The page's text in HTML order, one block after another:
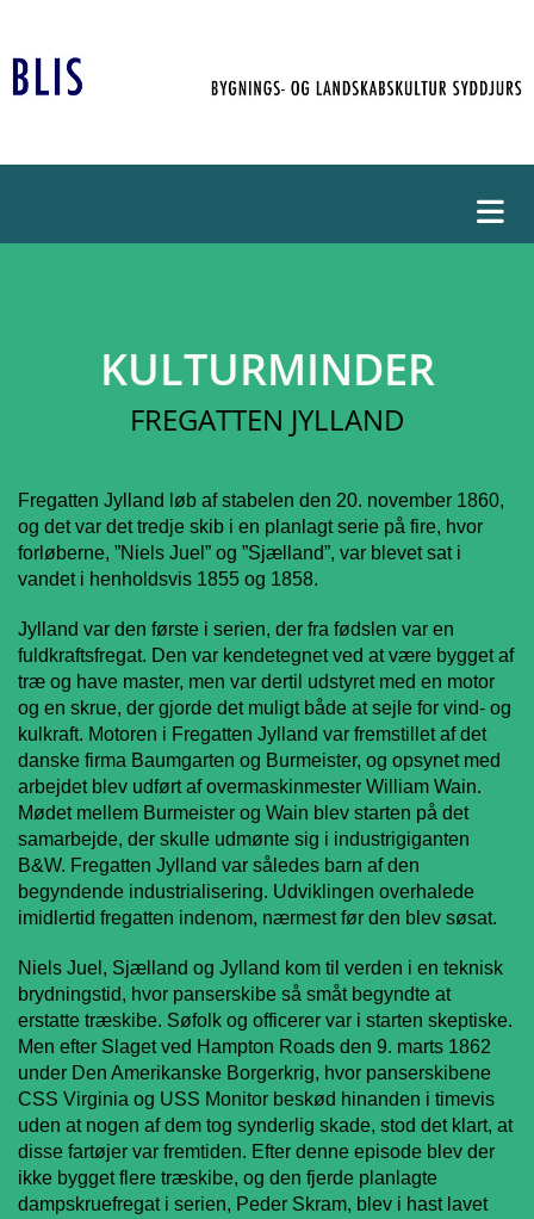
KULTURMINDER
FREGATTEN JYLLAND
Fregatten Jylland løb af stabelen den 20. november 1860,
og det var det tredje skib i en planlagt serie på fire, hvor
forløberne, ”Niels Juel” og ”Sjælland”, var blevet sat i
vandet i henholdsvis 1855 og 1858.
Jylland var den første i serien, der fra fødslen var en
fuldkraftsfregat. Den var kendetegnet ved at være bygget af
træ og have master, men var dertil udstyret med en motor
og en skrue, der gjorde det muligt både at sejle for vind- og
kulkraft. Motoren i Fregatten Jylland var fremstillet af det
danske firma Baumgarten og Burmeister, og opsynet med
arbejdet blev udført af overmaskinmester William Wain.
Mødet mellem Burmeister og Wain blev starten på det
samarbejde, der skulle udmønte sig i industrigiganten
B&W. Fregatten Jylland var således barn af den
begyndende industrialisering. Udviklingen overhalede
imidlertid fregatten indenom, nærmest før den blev søsat.
Niels Juel, Sjælland og Jylland kom til verden i en teknisk
brydningstid, hvor panserskibe så småt begyndte at
erstatte træskibe. Søfolk og officerer var i starten skeptiske.
Men efter Slaget ved Hampton Roads den 9. marts 1862
under Den Amerikanske Borgerkrig, hvor panserskibene
CSS Virginia og USS Monitor beskød hinanden i timevis
uden at nogen af dem tog synderlig skade, stod det klart, at
disse fartøjer var fremtiden. Efter denne episode blev der
ikke bygget flere træskibe, og den fjerde planlagte
dampskruefregat i serien, Peder Skram, blev i hast lavet